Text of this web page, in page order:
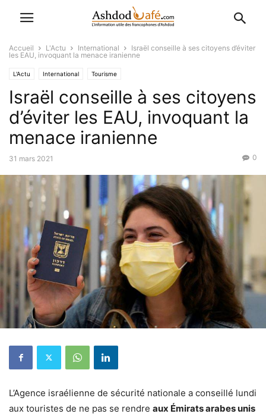
Accueil L'Actu International
Israël conseille à ses citoyens d’éviter
les EAU, invoquant la menace iranienne
L'Actu International Tourisme
Israël conseille à ses citoyens
d’éviter les EAU, invoquant la
menace iranienne
31 mars 2021 0
L’Agence israélienne de sécurité nationale a conseillé lundi
aux touristes de ne pas se rendre aux Émirats arabes unis